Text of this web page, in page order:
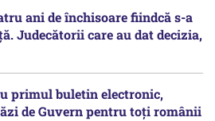
ani de închisoare fiindcă s-a
Judecătorii care au dat decizia,
primul buletin electronic,
de Guvern pentru toți românii